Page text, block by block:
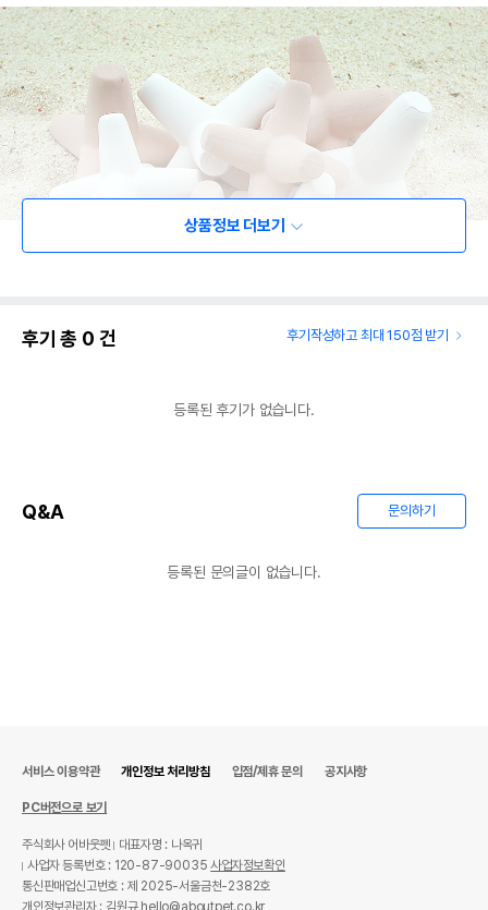
상품정보 더보기
후기 총 0 건 후기작성하고 최대 150점 받기
등록된 후기가 없습니다.
Q&A 문의하기
등록된 문의글이 없습니다.
서비스 이용약관 개인정보 처리방침 입점/제휴 문의 공지사항
PC버전으로 보기
주식회사 어바웃펫
대표자명 : 나옥귀
사업자 등록번호 : 120-87-90035사업자정보확인
통신판매업신고번호 : 제 2025-서울금천-2382호
개인정보관리자 : 김원규 hello@aboutpet.co.kr